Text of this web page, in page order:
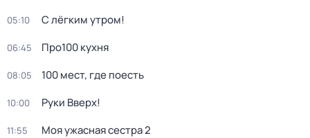
05:10 С лёгким утром!
06:45 Про100 кухня
08:05 100 мест, где поесть
10:00 Руки Вверх!
11:55 Моя ужасная сестра 2